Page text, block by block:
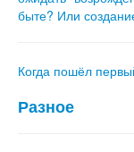
быте? Или
Когда пошёл
Разное